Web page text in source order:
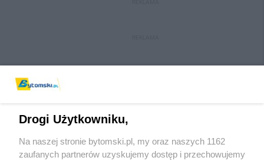
Wydawca mediów lokalnych
Drogi Użytkowniku,
Na naszej stronie bytomski.pl, my oraz naszych 1162
zaufanych partnerów uzyskujemy dostęp i przechowujemy